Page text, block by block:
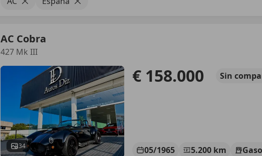
AC Cobra
427 Mk III
34
€ 158.000 Sin
05/1965 5.200 km